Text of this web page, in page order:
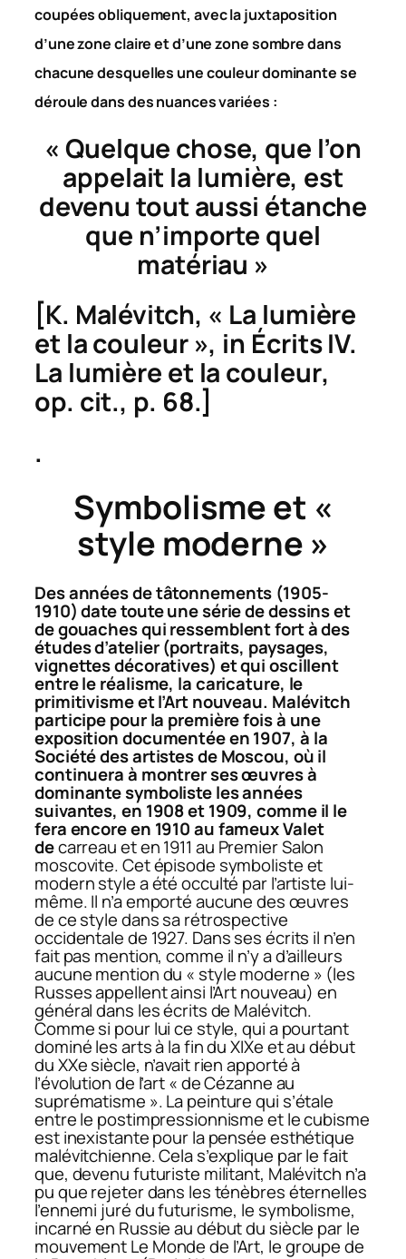
coupées obliquement, avec la juxtaposition
d’une zone claire et d’une zone sombre dans
chacune desquelles une couleur dominante se
déroule dans des nuances variées :
« Quelque chose, que l’on
appelait la lumière, est
devenu tout aussi étanche
que n’importe quel
matériau »
[K. Malévitch, « La lumière
et la couleur », in Écrits IV.
La lumière et la couleur,
op. cit., p. 68.]
.
Symbolisme et «
style moderne »
Des années de tâtonnements (1905-
1910) date toute une série de dessins et
de gouaches qui ressemblent fort à des
études d’atelier (portraits, paysages,
vignettes décoratives) et qui oscillent
entre le réalisme, la caricature, le
primitivisme et l’Art nouveau. Malévitch
participe pour la première fois à une
exposition documentée en 1907, à la
Société des artistes de Moscou, où il
continuera à montrer ses œuvres à
dominante symboliste les années
suivantes, en 1908 et 1909, comme il le
fera encore en 1910 au fameux Valet
decarreau et en 1911 au Premier Salon
moscovite. Cet épisode symboliste et
modern style a été occulté par l’artiste lui-
même. Il n’a emporté aucune des œuvres
de ce style dans sa rétrospective
occidentale de 1927. Dans ses écrits il n’en
fait pas mention, comme il n’y a d’ailleurs
aucune mention du « style moderne » (les
Russes appellent ainsi l’Art nouveau) en
général dans les écrits de Malévitch.
Comme si pour lui ce style, qui a pourtant
dominé les arts à la fin du XIXe et au début
du XXe siècle, n’avait rien apporté à
l’évolution de l’art « de Cézanne au
suprématisme ». La peinture qui s’étale
entre le postimpressionnisme et le cubisme
est inexistante pour la pensée esthétique
malévitchienne. Cela s’explique par le fait
que, devenu futuriste militant, Malévitch n’a
pu que rejeter dans les ténèbres éternelles
l’ennemi juré du futurisme, le symbolisme,
incarné en Russie au début du siècle par le
mouvement Le Monde de l’Art, le groupe de